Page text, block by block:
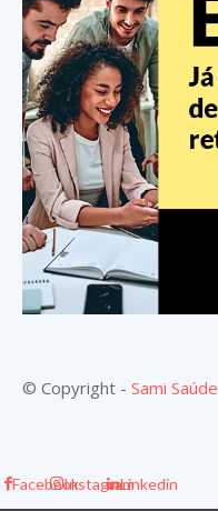
© Copyright - Sami Saúde
FacebookInstagramLinkedin